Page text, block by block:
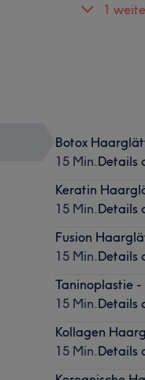
1
Botox
15 Min.Details
Keratin
15 Min.Details
Fusion
15 Min.Details
Taninoplastie
15 Min.Details
Kollagen
15 Min.Details